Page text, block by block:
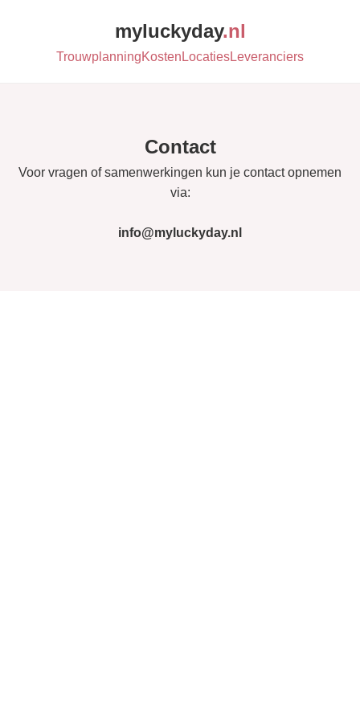
myluckyday.nl
TrouwplanningKosten LocatiesLeveranciers
Contact
Voor vragen of samenwerkingen kun je contact opnemen
via:
info@myluckyday.nl